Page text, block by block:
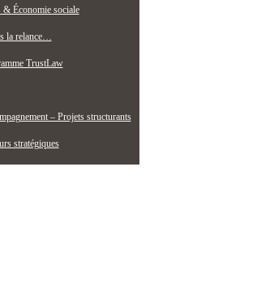
& Économie sociale
la relance…
TrustLaw
– Projets structurants
stratégiques